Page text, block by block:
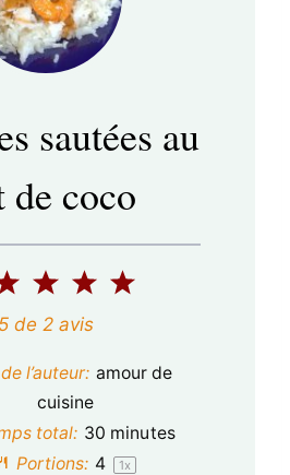
sautées au
coco
5
t
i
4
t
i
3
é
t
o
i
2
é
t
i
5de 2 avis
l’auteur: amour de
cuisine
total: 30 minutes
Portions: 4 1x